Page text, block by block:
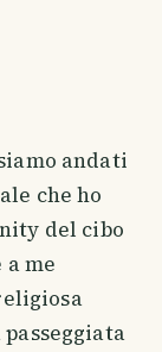
andati
che ho
del cibo
me